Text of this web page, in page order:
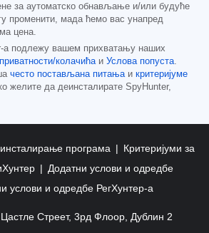
за аутоматско обнављање и/или будуће
променити, мада ћемо вас унапред
цена.
а подлежу вашем прихватању наших
колачића и Услова попуста
често постављана питања и критеријуме
желите да деинсталирате SpyHunter,
програма
Критеријуми за
Додатни услови и одредбе
услови и одредбе РегХунтер-а
Стреет, 3рд Флоор, Дублин 2